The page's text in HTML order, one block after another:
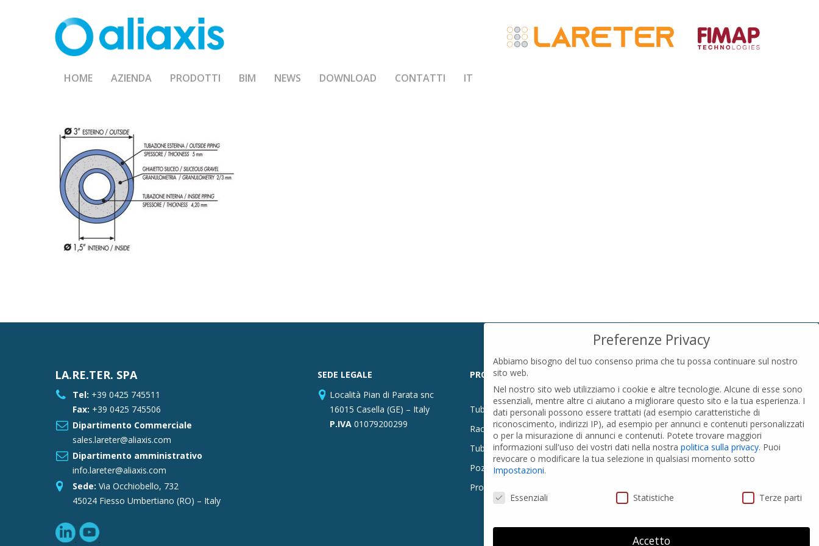
HOME AZIENDA PRODOTTI BIM NEWS DOWNLOAD CONTATTI IT
LA.RE.TER. SPA
Tel: +39 0425 745511
Fax: +39 0425 745506
Dipartimento Commerciale
sales.lareter@aliaxis.com
Dipartimento amministrativo
info.lareter@aliaxis.com
Sede: Via Occhiobello, 732
45024 Fiesso Umbertiano (RO) – Italy
SEDE LEGALE
Località Pian di Parata snc
16015 Casella (GE) – Italy
P.IVA01079200299
PRODOTTI
Tubi PVC
Raccordi PVC
Tubi e Raccordi in PVC-A
Pozzi Artesiani
Prodotti speciali
Privacy Policy
Cookies Policy
GDPR Personal data
Modifica impostazione Cookies
Preferenze Privacy
Abbiamo bisogno del tuo consenso prima che tu possa continuare sul nostro
sito web.
Nel nostro sito web utilizziamo i cookie e altre tecnologie. Alcune di esse sono
essenziali, mentre altre ci aiutano a migliorare questo sito e la tua esperienza. I
dati personali possono essere trattati (ad esempio caratteristiche di
riconoscimento, indirizzi IP), ad esempio per annunci e contenuti personalizzati
o per la misurazione di annunci e contenuti. Potete trovare maggiori
informazioni sull'uso dei vostri dati nella nostra politica sulla privacy. Puoi
revocare o modificare la tua selezione in qualsiasi momento sotto
Impostazioni.
Preferenze Privacy
Essenziali Statistiche Terze parti
Accetto